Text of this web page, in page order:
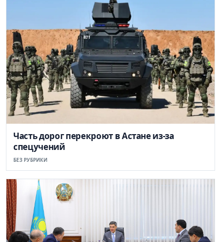
Часть дорог перекроют в Астане из-за
спецучений
БЕЗ РУБРИКИ